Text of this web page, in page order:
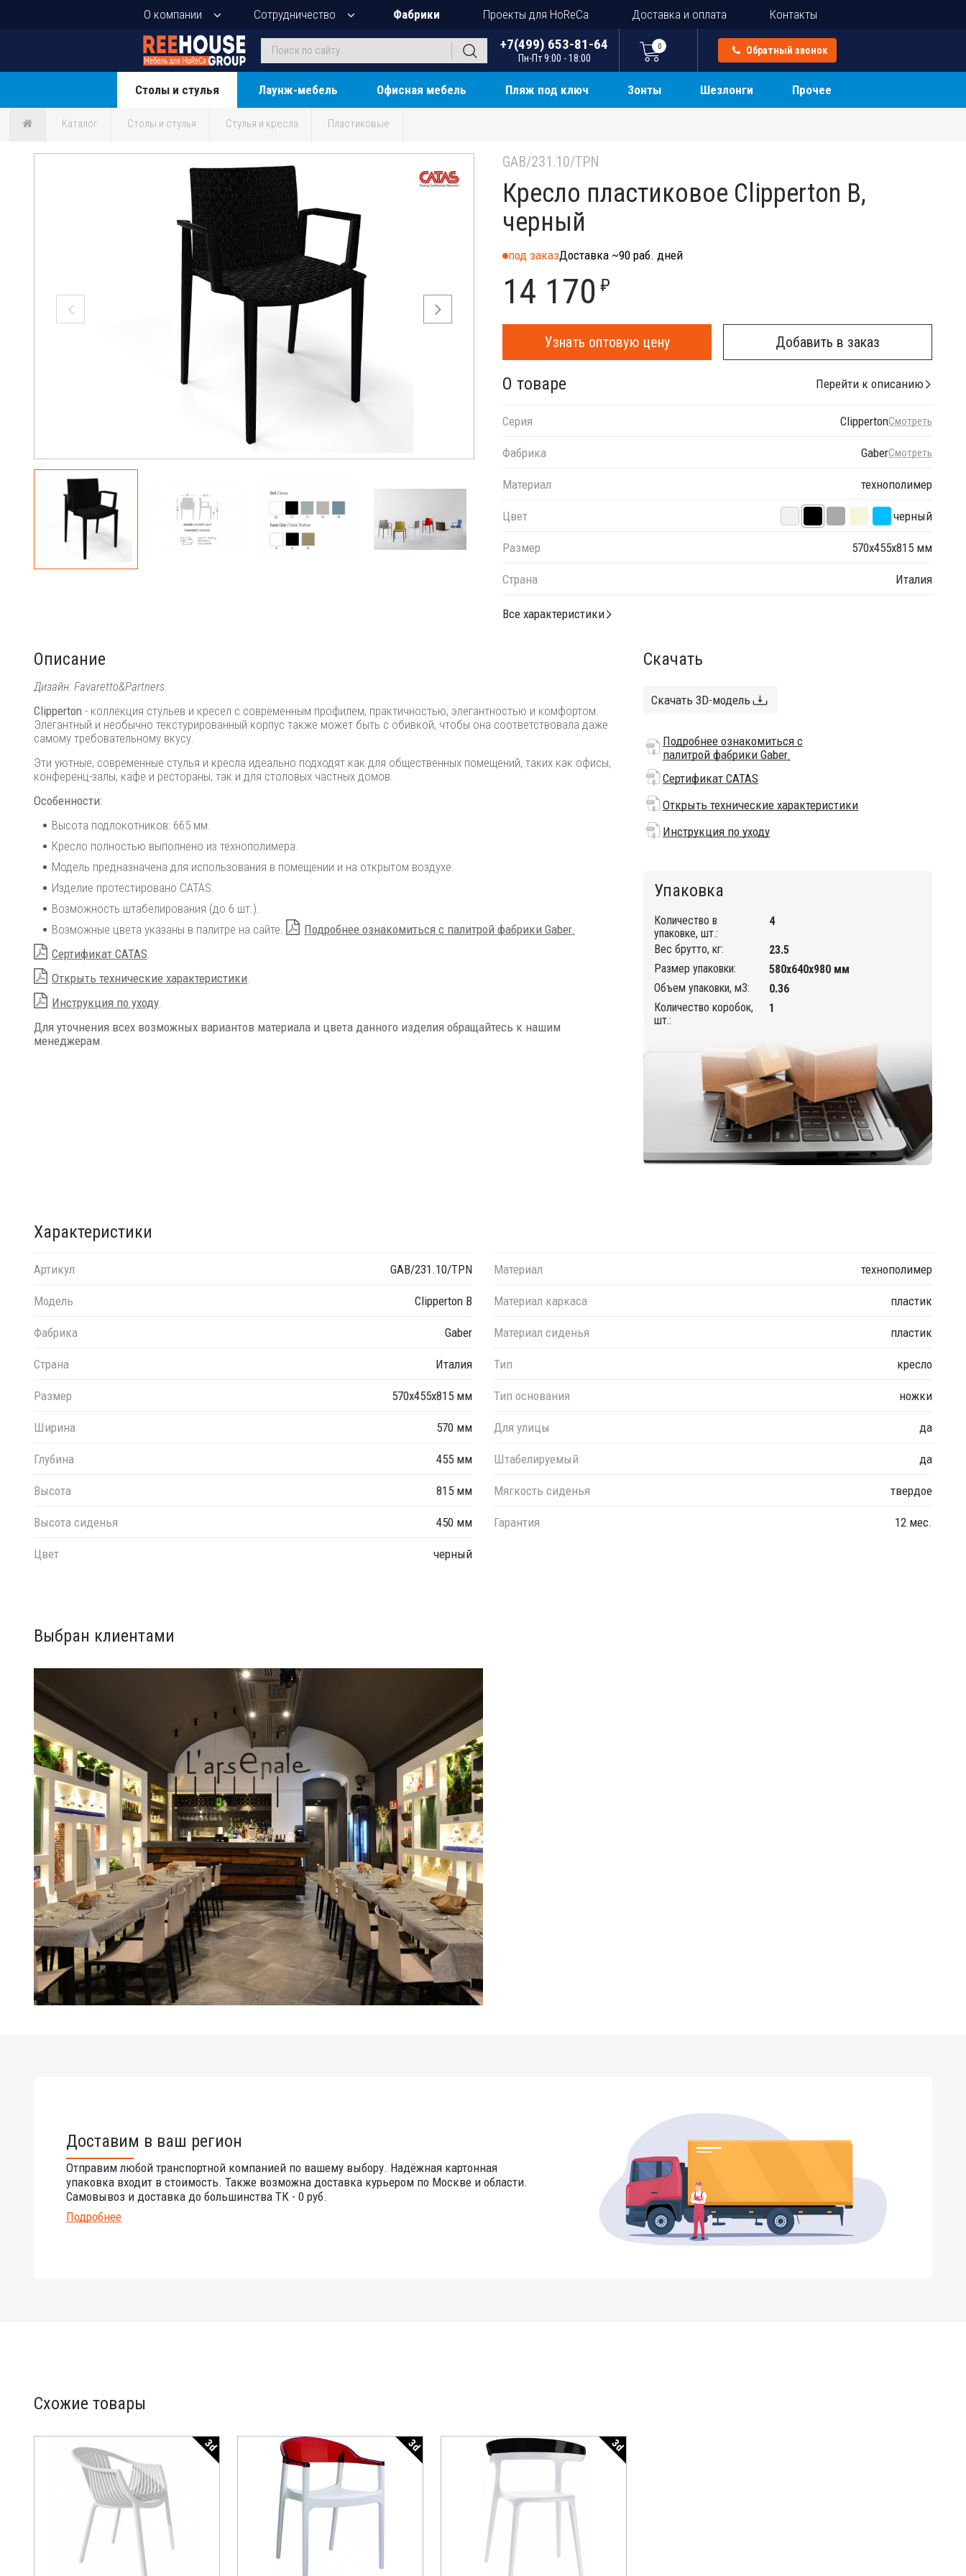
О компании Сотрудничество Фабрики Проекты для HoReCa Доставка и оплата Контакты
+7(499) 653-81-64
Пн-Пт 9:00 - 18:00
0 Обратный звонок
Столы и стулья Лаунж-мебель Офисная мебель Пляж под ключ Зонты Шезлонги Прочее
Каталог Столы и стулья Стулья и кресла Пластиковые
GAB/231.10/TPN
Кресло пластиковое Clipperton B,
черный
под заказДоставка ~90 раб. дней
14 170 ₽
Узнать оптовую цену Добавить в заказ
О товаре Перейти к описанию
Серия ClippertonСмотреть
Фабрика GaberСмотреть
Материал технополимер
Цвет черный
Размер 570х455х815 мм
Страна Италия
Все характеристики
Описание
Дизайн: Favaretto&Partners.
Clipperton - коллекция стульев и кресел с современным профилем, практичностью, элегантностью и комфортом.
Элегантный и необычно текстурированный корпус также может быть с обивкой, чтобы она соответствовала даже
самому требовательному вкусу.
Эти уютные, современные стулья и кресла идеально подходят как для общественных помещений, таких как офисы,
конференц-залы, кафе и рестораны, так и для столовых частных домов.
Особенности:
Высота подлокотников: 665 мм.
Кресло полностью выполнено из технополимера.
Модель предназначена для использования в помещении и на открытом воздухе.
Изделие протестировано CATAS.
Возможность штабелирования (до 6 шт.).
Возможные цвета указаны в палитре на сайте.
Подробнее ознакомиться с палитрой фабрики Gaber.
Сертификат CATAS.
Открыть технические характеристики.
Инструкция по уходу.
Для уточнения всех возможных вариантов материала и цвета данного изделия обращайтесь к нашим
менеджерам.
Скачать
Скачать 3D-модель
Подробнее ознакомиться с
палитрой фабрики Gaber.
Сертификат CATAS
Открыть технические характеристики
Инструкция по уходу
Упаковка
Количество в
упаковке, шт.:
4
Вес брутто, кг:
23.5
Размер упаковки:
580х640х980 мм
Объем упаковки, м3:
0.36
Количество коробок,
шт.:
1
Характеристики
Артикул GAB/231.10/TPN
Модель Clipperton B
Фабрика Gaber
Страна Италия
Размер 570х455х815 мм
Ширина 570 мм
Глубина 455 мм
Высота 815 мм
Высота сиденья 450 мм
Цвет черный
Материал технополимер
Материал каркаса пластик
Материал сиденья пластик
Тип кресло
Тип основания ножки
Для улицы да
Штабелируемый да
Мягкость сиденья твердое
Гарантия 12 мес.
Выбран клиентами
Доставим в ваш регион
Отправим любой транспортной компанией по вашему выбору. Надёжная картонная
упаковка входит в стоимость. Также возможна доставка курьером по Москве и области.
Самовывоз и доставка до большинства ТК - 0 руб.
Подробнее
Схожие товары
3d 3d 3d